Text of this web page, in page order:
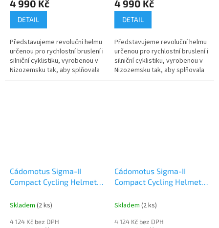
4 990 Kč
DETAIL
Představujeme revoluční helmu
určenou pro rychlostní bruslení i
silniční cyklistiku, vyrobenou v
Nizozemsku tak, aby splňovala
všechny bezpečnostní normy
4 990 Kč
DETAIL
Představujeme revoluční helmu
určenou pro rychlostní bruslení i
silniční cyklistiku, vyrobenou v
Nizozemsku tak, aby splňovala
všechny bezpečnostní normy
Cádomotus Sigma-II
Compact Cycling Helmet
výběru)
Skladem (2 ks)
4 124 Kč bez DPH
Cádomotus Sigma-II
Compact Cycling Helmet
výběru)
Skladem (2 ks)
4 124 Kč bez DPH